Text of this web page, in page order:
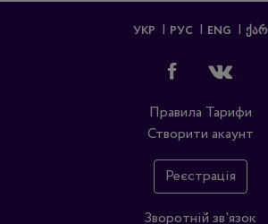
УКР РУС ENG ᲥᲐᲠ
Правила Тарифи
Створити акаунт
Реєстрація
Зворотній зв'язок